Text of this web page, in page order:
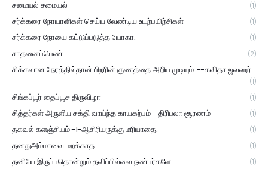
சமையல் சமையல் (1)
சர்க்கரை நோயாளிகள் செய்ய வேண்டிய உடற்பயிற்சிகள் (1)
சர்க்கரை நோயை கட்டுப்படுத்த யோகா. (1)
சாதனைப்பெண் (2)
சிக்கலான நேரத்தில்தான் பிறரின் குணத்தை அறிய முடியும். --கவிதா ஜவஹர்
--
(1)
சிங்கப்பூர் தைப்பூச திருவிழா (1)
சித்தர்கள் அருளிய சக்தி வாய்ந்த காயகற்பம் - திரிபலா சூரணம் (1)
தகவல் களஞ்சியம் -1-ஆசிரியருக்கு மரியாதை. (1)
தனதுஅம்மாவை மறக்காத..... (1)
தனியே இருப்பதொன்றும் தவிப்பில்லை நண்பர்களே (1)